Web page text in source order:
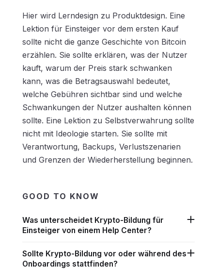
Hier wird Lerndesign zu Produktdesign. Eine
Lektion für Einsteiger vor dem ersten Kauf
sollte nicht die ganze Geschichte von Bitcoin
erzählen. Sie sollte erklären, was der Nutzer
kauft, warum der Preis stark schwanken
kann, was die Betragsauswahl bedeutet,
welche Gebühren sichtbar sind und welche
Schwankungen der Nutzer aushalten können
sollte. Eine Lektion zu Selbstverwahrung sollte
nicht mit Ideologie starten. Sie sollte mit
Verantwortung, Backups, Verlustszenarien
und Grenzen der Wiederherstellung beginnen.
GOOD TO KNOW
Was unterscheidet Krypto-Bildung für
Einsteiger von einem Help Center?
Sollte Krypto-Bildung vor oder während des
Onboardings stattfinden?